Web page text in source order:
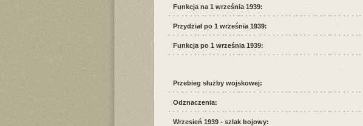
Funkcja na 1 września 1939:
Przydział po 1 września 1939:
Funkcja po 1 września 1939:
Przebieg służby wojskowej:
Odznaczenia:
Wrzesień 1939 - szlak bojowy: